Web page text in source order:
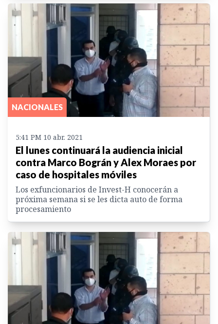
NACIONALES
5:41 PM 10 abr. 2021
El lunes continuará la audiencia inicial
contra Marco Bográn y Alex Moraes por
caso de hospitales móviles
Los exfuncionarios de Invest-H conocerán a
próxima semana si se les dicta auto de forma
procesamiento